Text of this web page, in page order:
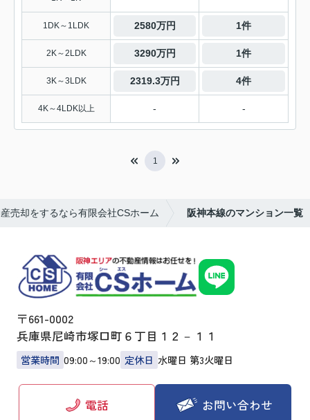
1DK～1LDK 2580万円 1件
2K～2LDK 3290万円 1件
3K～3LDK 2319.3万円 4件
4K～4LDK以上 - -
1
売却をするなら有限会社CSホーム 阪神本線のマンション一覧
〒661-0002
兵庫県尼崎市塚口町６丁目１２－１１
営業時間 09:00～19:00 定休日 水曜日 第3火曜日
電話 お問い合わせ